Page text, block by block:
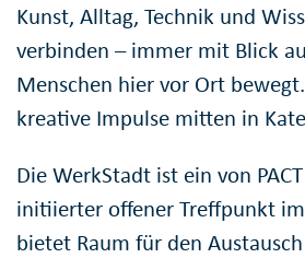
Kunst, Alltag, Technik und
verbinden – immer mit Blick
Menschen hier vor Ort
kreative Impulse mitten in
Die WerkStadt ist ein von
initiierter offener Treffpunkt
bietet Raum für den